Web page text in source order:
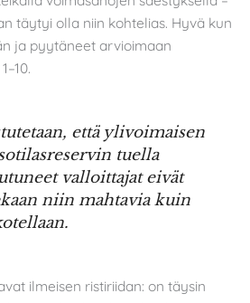
täytyi olla niin kohtelias. Hyvä kun
ja pyytäneet arvioimaan
että ylivoimaisen
tuella
valloittajat eivät
niin mahtavia kuin
ilmeisen ristiriidan: on täysin